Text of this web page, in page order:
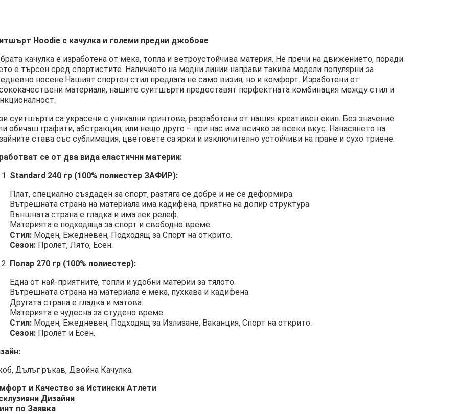
Hoodie с качулка и големи предни джобове
качулка е изработена от мека, топла и ветроустойчива материя. Не пречи на движението, поради
е търсен сред спортистите. Наличието на модни линии направи такива модели популярни за
носене.Нашият спортен стил предлага не само визия, но и комфорт. Изработени от
материали, нашите суитшърти предоставят перфектната комбинация между стил и
суитшърти са украсени с уникални принтове, разработени от нашия креативен екип. Без значение
обичаш графити, абстракция, или нещо друго – при нас има всичко за всеки вкус. Нанасянето на
става със сублимация, цветовете са ярки и изключително устойчиви на пране и сухо триене.
се от два вида еластични материи:
Standard 240 гр (100% полиестер ЗАФИР):
Плат, специално създаден за спорт, разтяга се добре и не се деформира.
Вътрешната страна на материала има кадифена, приятна на допир структура.
Външната страна е гладка и има лек релеф.
Материята е подходяща за спорт и свободно време.
Стил: Моден, Ежедневен, Подходящ за Спорт на открито.
Сезон: Пролет, Лято, Есен.
Полар 270 гр (100% полиестер):
Една от най-приятните, топли и удобни материи за тялото.
Вътрешната страна на материала е мека, пухкава и кадифена.
Другата страна е гладка и матова.
Материята е чудесна за студено време.
Стил: Моден, Ежедневен, Подходящ за Излизане, Ваканция, Спорт на открито.
Сезон: Пролет и Есен.
Дълъг ръкав, Двойна Качулка.
и Качество за Истински Атлети
Дизайни
по Заявка